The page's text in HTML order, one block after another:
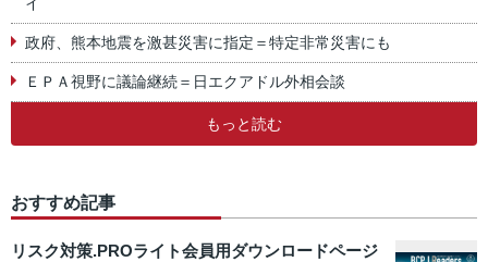
政府、熊本地震を激甚災害に指定＝特定非常災害にも
ＥＰＡ視野に議論継続＝日エクアドル外相会談
もっと読む
おすすめ記事
リスク対策.PROライト会員用ダウンロードページ